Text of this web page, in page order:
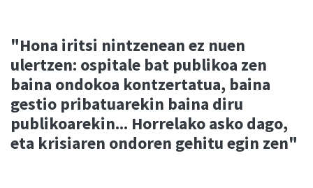
"Hona iritsi nintzenean ez nuen
ulertzen: ospitale bat publikoa zen
baina ondokoa kontzertatua, baina
gestio pribatuarekin baina diru
publikoarekin... Horrelako asko dago,
eta krisiaren ondoren gehitu egin zen"